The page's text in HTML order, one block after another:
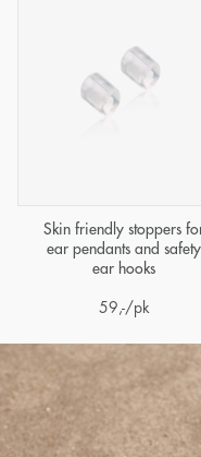
Skin friendly stoppers
ear pendants and safety
ear hooks
59 ,-/pk